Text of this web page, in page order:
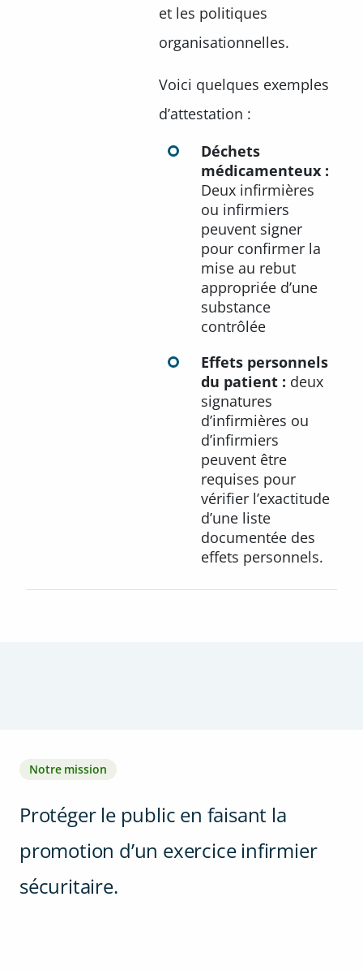
et les politiques
organisationnelles.
Voici quelques exemples
d’attestation :
Déchets
médicamenteux :
Deux infirmières
ou infirmiers
peuvent signer
pour confirmer la
mise au rebut
appropriée d’une
substance
contrôlée
Effets personnels
du patient : deux
signatures
d’infirmières ou
d’infirmiers
peuvent être
requises pour
vérifier l’exactitude
d’une liste
documentée des
effets personnels.
Notre mission
Protéger le public en faisant la
promotion d’un exercice infirmier
sécuritaire.